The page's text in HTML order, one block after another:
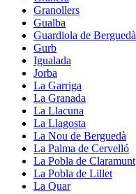
Granollers
Gualba
Guardiola de Berguedà
Gurb
Igualada
Jorba
La Garriga
La Granada
La Llacuna
La Llagosta
La Nou de Berguedà
La Palma de Cervelló
La Pobla de Claramunt
La Pobla de Lillet
La Quar